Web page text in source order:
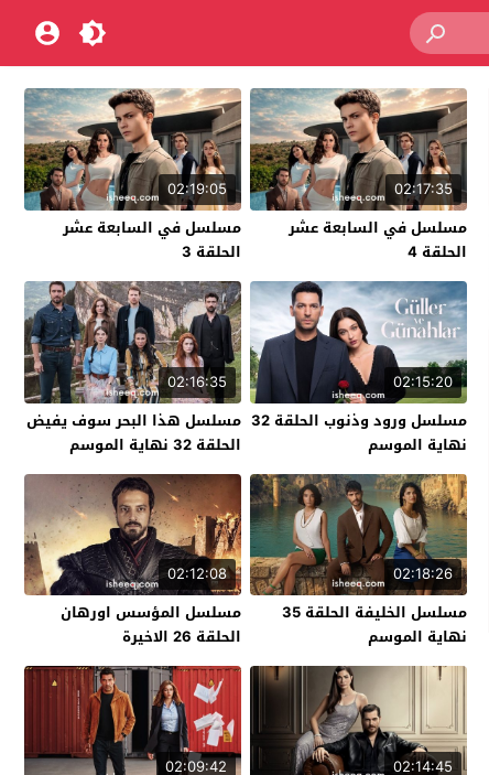
02:17:35
مسلسل في السابعة عشر
الحلقة 4
02:19:05
مسلسل في السابعة عشر
الحلقة 3
02:15:20
مسلسل ورود وذنوب الحلقة 32
نهاية الموسم
02:16:35
مسلسل هذا البحر سوف يفيض
الحلقة 32 نهاية الموسم
02:18:26
مسلسل الخليفة الحلقة 35
نهاية الموسم
02:12:08
مسلسل المؤسس اورهان
الحلقة 26 الاخيرة
02:14:45
02:09:42